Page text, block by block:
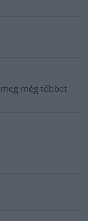
még többet